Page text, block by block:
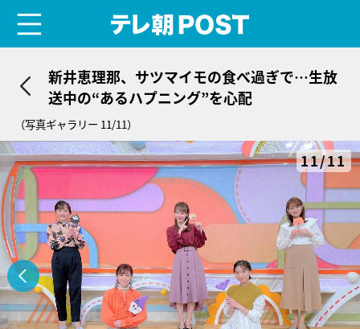
新井恵理那、サツマイモの食べ過ぎで…生放
送中の“あるハプニング”を心配
（写真ギャラリー 11/11）
11/11